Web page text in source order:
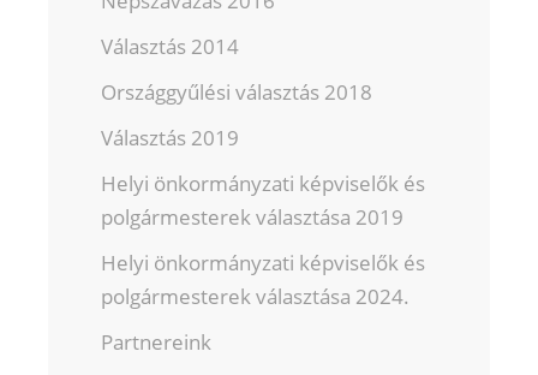
Választás 2014
Országgyűlési választás 2018
Választás 2019
Helyi önkormányzati képviselők és
polgármesterek választása 2019
Helyi önkormányzati képviselők és
polgármesterek választása 2024.
Partnereink